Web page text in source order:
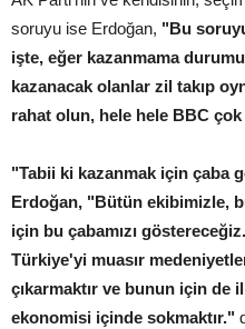
soruyu ise Erdoğan, "Bu
işte, eğer kazanmama
kazanacak olanlar zil takıp
rahat olun, hele hele BBC
"Tabii ki kazanmak için çaba
Erdoğan, "Bütün ekibimizle,
için bu çabamızı
Türkiye'yi muasır
çıkarmaktır ve bunun için de
ekonomisi içinde sokmaktır."